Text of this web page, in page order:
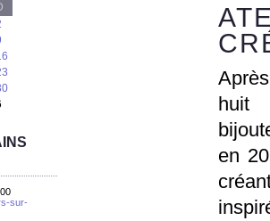
sur-
huit
en